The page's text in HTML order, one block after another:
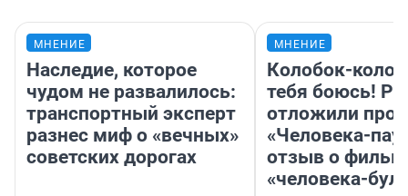
МНЕНИЕ
Наследие, которое
чудом не развалилось:
транспортный эксперт
разнес миф о «вечных»
советских дорогах
МНЕНИЕ
Колобок-
тебя боюсь!
отложили
«Человека-
отзыв о
«человека-